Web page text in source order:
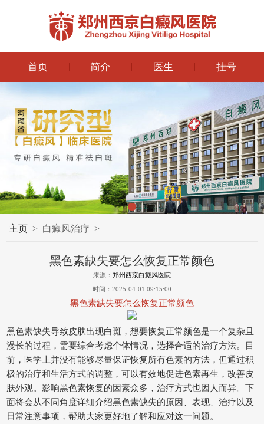
首页 简介 医生 挂号
主页 > 白癜风治疗 >
黑色素缺失要怎么恢复正常颜色
来源： 郑州西京白癜风医院
时间：2025-04-01 09:15:00
黑色素缺失要怎么恢复正常颜色
黑色素缺失导致皮肤出现白斑，想要恢复正常颜色是一个复杂且
漫长的过程，需要综合考虑个体情况，选择合适的治疗方法。目
前，医学上并没有能够尽量保证恢复所有色素的方法，但通过积
极的治疗和生活方式的调整，可以有效地促进色素再生，改善皮
肤外观。影响黑色素恢复的因素众多，治疗方式也因人而异。下
面将会从不同角度详细介绍黑色素缺失的原因、表现、治疗以及
日常注意事项，帮助大家更好地了解和应对这一问题。